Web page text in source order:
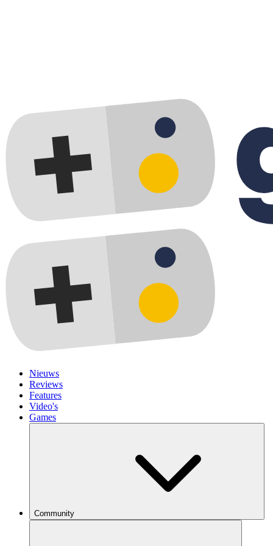
Nieuws
Reviews
Features
Video's
Games
Community